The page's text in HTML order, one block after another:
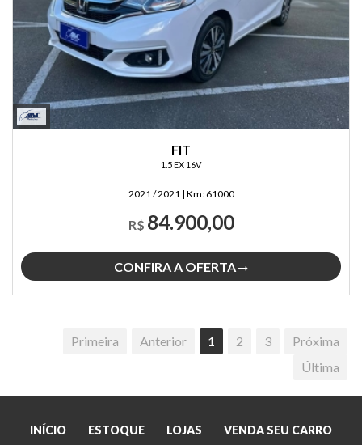
FIT
1.5 EX 16V
2021 / 2021 | Km: 61000
R$ 84.900,00
CONFIRA A OFERTA
Primeira Anterior 1 2 3
Próxima
Última
INÍCIO ESTOQUE LOJAS VENDA SEU CARRO